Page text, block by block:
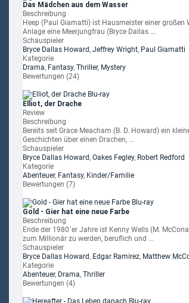
Das Mädchen aus dem Wasser
Beschreibung
Heep (Paul Giamatti) ist Hausmeister einer
Anlage eine Meerjungfrau (Bryce Dallas ...
Schauspieler
Bryce Dallas Howard, Jeffrey Wright, Paul Giamatti
Kategorie
Drama, Fantasy, Thriller, Mystery
Bewertungen (24)
Elliot, der Drache
Review
Beschreibung
Bereits seit Grace Meacham (B. D. Howard) ein
Geschichten über einen Drachen, ...
Schauspieler
Bryce Dallas Howard, Oakes Fegley, Robert Redford
Kategorie
Abenteuer, Fantasy, Kinder/Familie
Bewertungen (7)
Gold - Gier hat eine neue Farbe
Beschreibung
Ende der 1980´er Jahre ist Kenny Wells (M.
zum Millionär zu werden, beruflich und ...
Schauspieler
Bryce Dallas Howard, Edgar Ramirez, Matthew
Kategorie
Abenteuer, Drama, Thriller
Bewertungen (4)